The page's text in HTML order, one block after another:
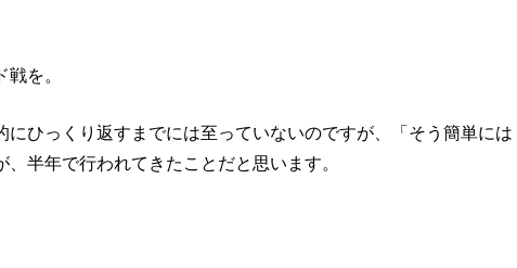
を。
にひっくり返すまでには至っていないのですが、「そう簡単には
半年で行われてきたことだと思います。